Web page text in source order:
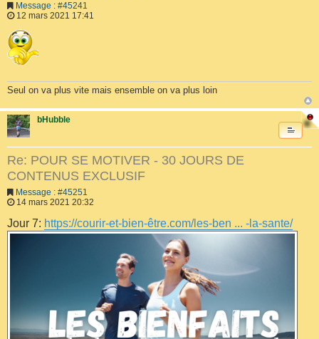
Message : #45241
12 mars 2021 17:41
Seul on va plus vite mais ensemble on va plus loin
bHubble
Re: POUR SE MOTIVER - 30 JOURS DE
CONTENUS EXCLUSIF
Message : #45251
14 mars 2021 20:32
Jour 7: https://courir-et-bien-être.com/les-ben ... -la-sante/